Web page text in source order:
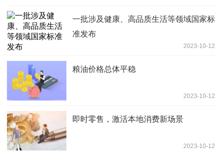
一批涉及健康、高品质生活等领域国家标
准发布
2023-10-12
粮油价格总体平稳
2023-10-12
即时零售，激活本地消费新场景
2023-10-12